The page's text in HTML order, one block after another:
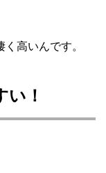
高いんです。
！